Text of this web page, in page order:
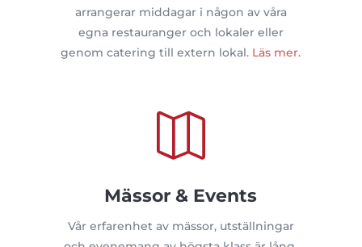
arrangerar middagar i någon av våra
egna restauranger och lokaler eller
genom catering till extern lokal. Läs mer.

Mässor & Events
Vår erfarenhet av mässor, utställningar